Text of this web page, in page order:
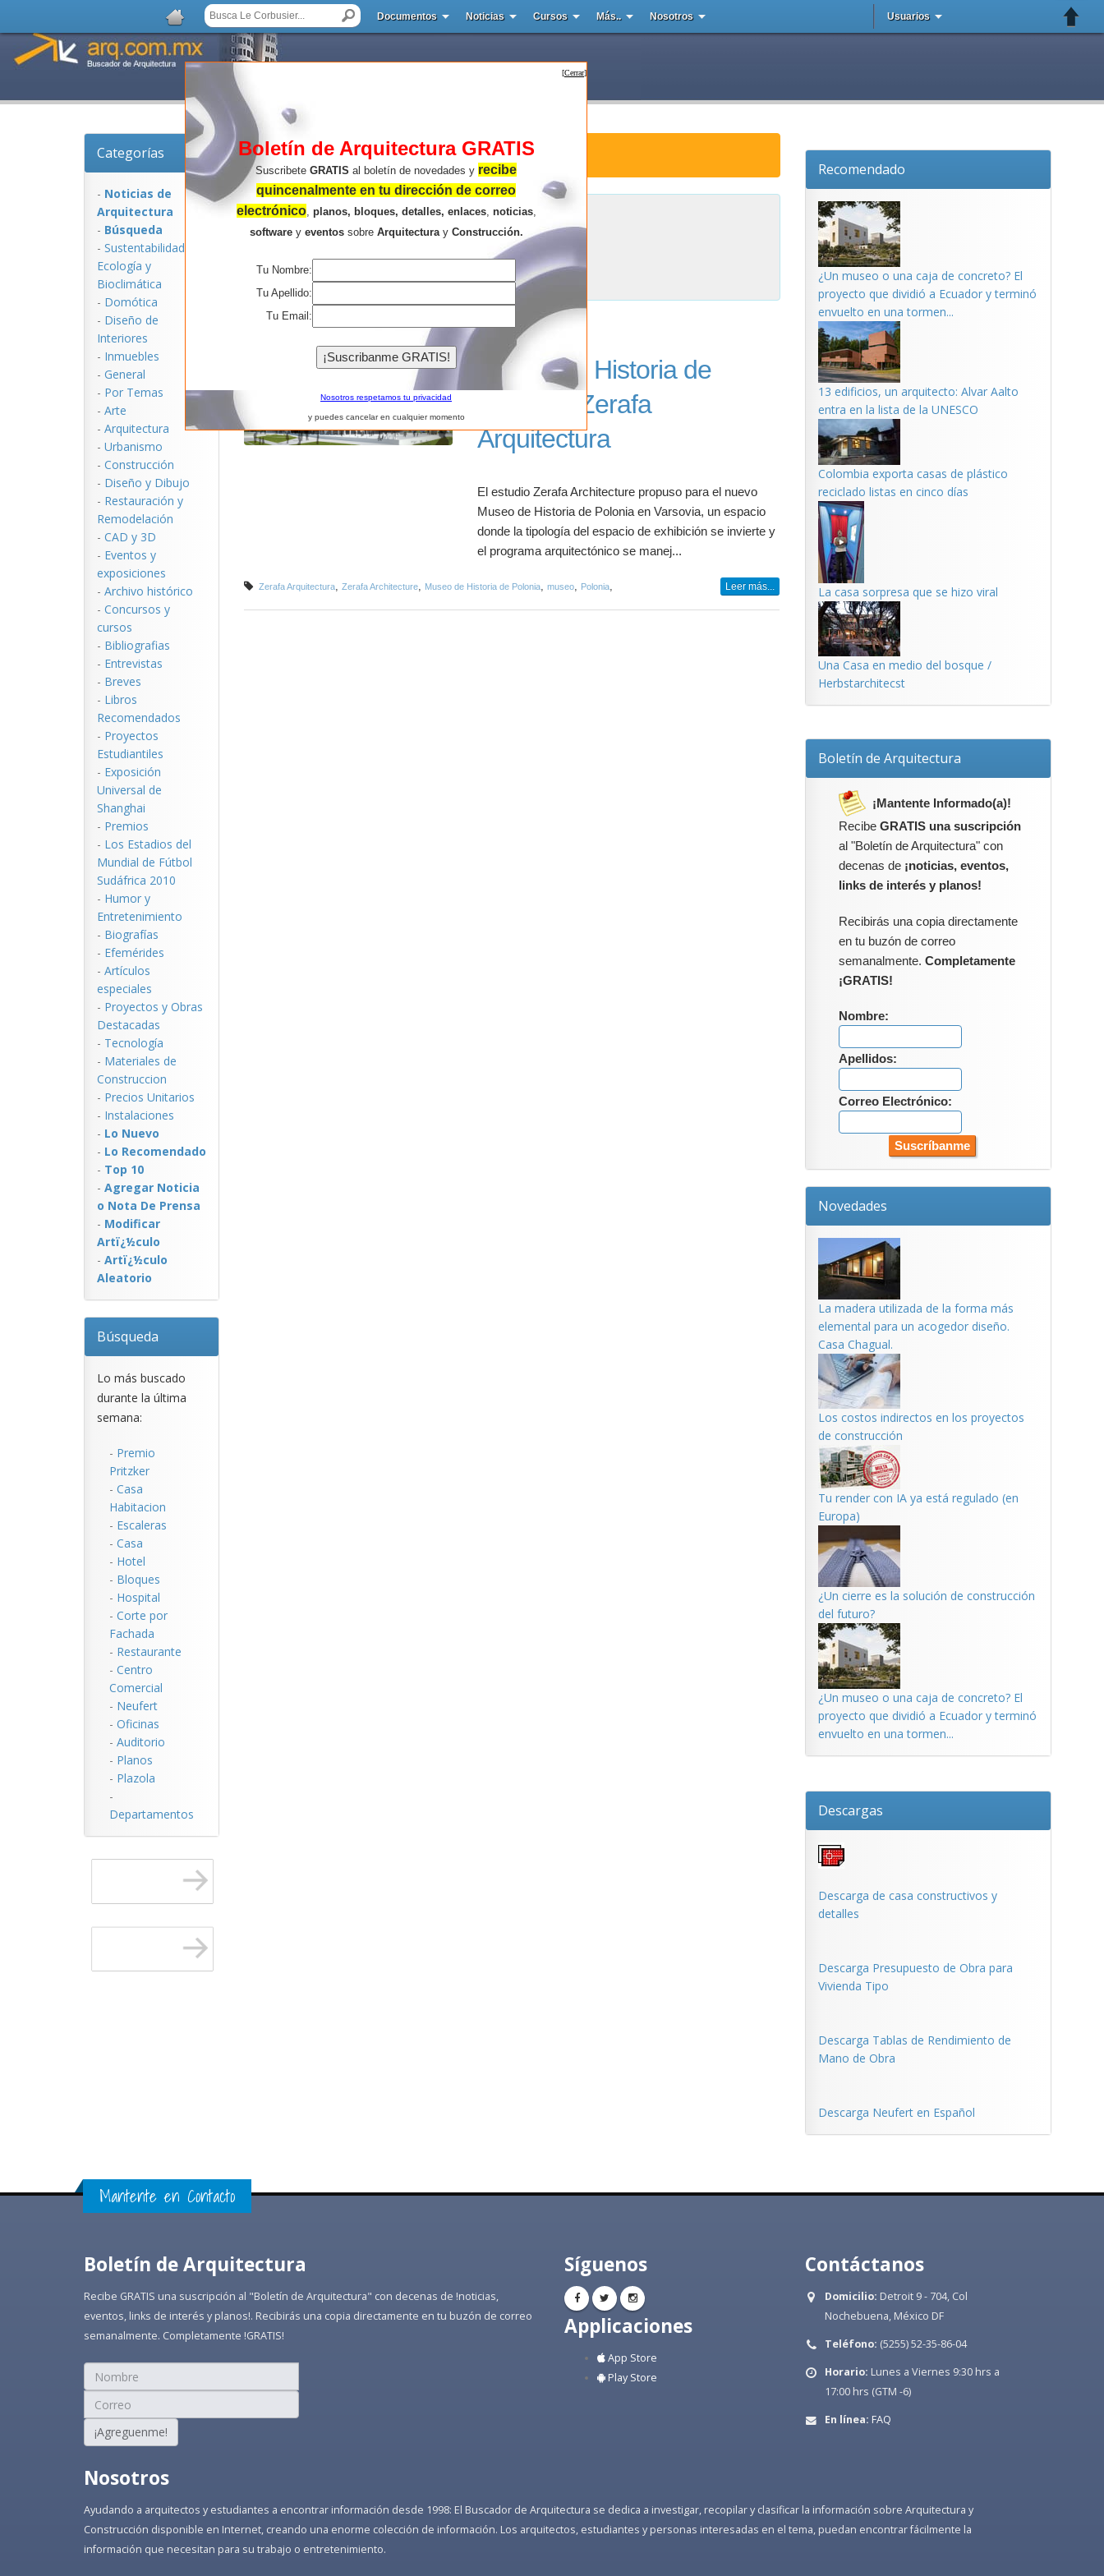
Documentos Noticias Cursos Más.. Nosotros Usuarios
Categorías
- Noticias de
Arquitectura
- Búsqueda
- Sustentabilidad,
Ecologí­a y
Bioclimática
- Domótica
- Diseño de
Interiores
- Inmuebles
- General
- Por Temas
- Arte
- Arquitectura
- Urbanismo
- Construcción
- Diseño y Dibujo
- Restauración y
Remodelación
- CAD y 3D
- Eventos y
exposiciones
- Archivo histórico
- Concursos y
cursos
- Bibliografias
- Entrevistas
- Breves
- Libros
Recomendados
- Proyectos
Estudiantiles
- Exposición
Universal de
Shanghai
- Premios
- Los Estadios del
Mundial de Fútbol
Sudáfrica 2010
- Humor y
Entretenimiento
- Biografías
- Efemérides
- Artículos
especiales
- Proyectos y Obras
Destacadas
- Tecnología
- Materiales de
Construccion
- Precios Unitarios
- Instalaciones
- Lo Nuevo
- Lo Recomendado
- Top 10
- Agregar Noticia
o Nota De Prensa
- Modificar
Artï¿½culo
- Artï¿½culo
Aleatorio
Búsqueda
Lo más buscado
durante la última
semana:
- Premio
Pritzker
- Casa
Habitacion
- Escaleras
- Casa
- Hotel
- Bloques
- Hospital
- Corte por
Fachada
- Restaurante
- Centro
Comercial
- Neufert
- Oficinas
- Auditorio
- Planos
- Plazola
-
Departamentos
Noticias de Arquitectura : Zerafa Arquitectura
Zerafa Arquitectura
Resultados de la búsqueda .
Museo de Historia de
Polonia / Zerafa
Arquitectura
El estudio Zerafa Architecture propuso para el nuevo
Museo de Historia de Polonia en Varsovia, un espacio
donde la tipología del espacio de exhibición se invierte y
el programa arquitectónico se manej...
Zerafa Arquitectura, Zerafa Architecture, Museo de Historia de Polonia, museo, Polonia, Leer más...
Recomendado
¿Un museo o una caja de concreto? El
proyecto que dividió a Ecuador y terminó
envuelto en una tormen...
13 edificios, un arquitecto: Alvar Aalto
entra en la lista de la UNESCO
Colombia exporta casas de plástico
reciclado listas en cinco días
La casa sorpresa que se hizo viral
Una Casa en medio del bosque /
Herbstarchitecst
Boletín de Arquitectura
¡Mantente Informado(a)!
Recibe GRATIS una suscripción
al "Boletín de Arquitectura" con
decenas de ¡noticias, eventos,
links de interés y planos!
Recibirás una copia directamente
en tu buzón de correo
semanalmente. Completamente
¡GRATIS!
Nombre:
Apellidos:
Correo Electrónico:
Novedades
La madera utilizada de la forma más
elemental para un acogedor diseño.
Casa Chagual.
Los costos indirectos en los proyectos
de construcción
Tu render con IA ya está regulado (en
Europa)
¿Un cierre es la solución de construcción
del futuro?
¿Un museo o una caja de concreto? El
proyecto que dividió a Ecuador y terminó
envuelto en una tormen...
Descargas
Descarga de casa constructivos y
detalles
Descarga Presupuesto de Obra para
Vivienda Tipo
Descarga Tablas de Rendimiento de
Mano de Obra
Descarga Neufert en Español
Mantente en Contacto
Boletín de Arquitectura
Recibe GRATIS una suscripción al "Boletín de Arquitectura" con decenas de !noticias,
eventos, links de interés y planos!. Recibirás una copia directamente en tu buzón de correo
semanalmente. Completamente !GRATIS!
¡Agreguenme!
Síguenos
Applicaciones
App Store
Play Store
Contáctanos
Domicilio: Detroit 9 - 704, Col
Nochebuena, México DF
Teléfono: (5255) 52-35-86-04
Horario: Lunes a Viernes 9:30 hrs a
17:00 hrs (GTM -6)
En línea: FAQ
Nosotros
Ayudando a arquitectos y estudiantes a encontrar información desde 1998: El Buscador de Arquitectura se dedica a investigar, recopilar y clasificar la información sobre Arquitectura y
Construcción disponible en Internet, creando una enorme colección de información. Los arquitectos, estudiantes y personas interesadas en el tema, puedan encontrar fácilmente la
información que necesitan para su trabajo o entretenimiento.
[Cerrar]
Boletín de Arquitectura GRATIS
Suscribete GRATIS al boletín de novedades y recibe
quincenalmente en tu dirección de correo
electrónico, planos, bloques, detalles, enlaces, noticias,
softwarey eventossobre Arquitecturay Construcción.
Tu Nombre:
Tu Apellido:
Tu Email:
Nosotros respetamos tu privacidad
y puedes cancelar en cualquier momento